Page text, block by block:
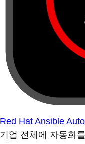
Red Hat Ansible
기업 전체에 자동화